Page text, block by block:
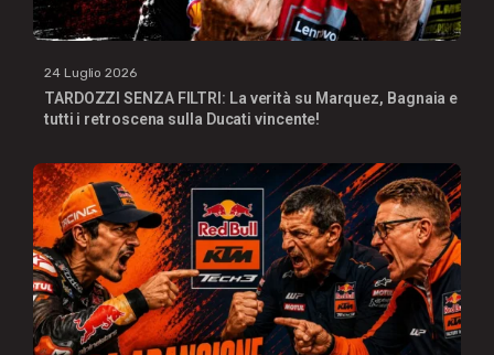
24 Luglio 2026
TARDOZZI SENZA FILTRI: La verità su Marquez, Bagnaia e
tutti i retroscena sulla Ducati vincente!